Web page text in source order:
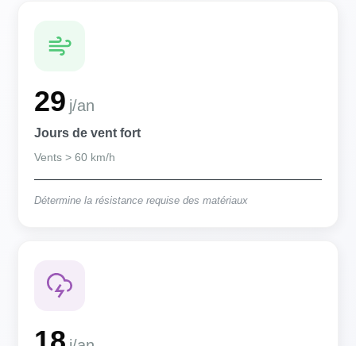
29 j/an
Jours de vent fort
Vents > 60 km/h
Détermine la résistance requise des matériaux